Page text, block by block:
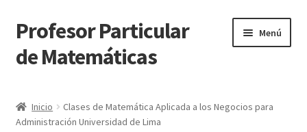
Ir
a
la
Ir
al
contenido
Profesor Particular
de Matemáticas
Menú
Tienda de Matemáticas 100% GRATIS
Inicio
Clases de Matemática Aplicada a los Negocios para
Administración Universidad de Lima